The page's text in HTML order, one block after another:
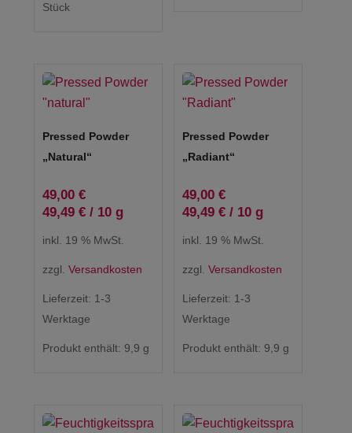
Stück
Pressed Powder
„natural“
49,00 €
49,49 €/ 10 g
inkl. 19 % MwSt.
zzgl. Versandkosten
Lieferzeit: 1-3
Werktage
Produkt enthält: 9,9 g
Pressed Powder
„Radiant“
49,00 €
49,49 €/ 10 g
inkl. 19 % MwSt.
zzgl. Versandkosten
Lieferzeit: 1-3
Werktage
Produkt enthält: 9,9 g